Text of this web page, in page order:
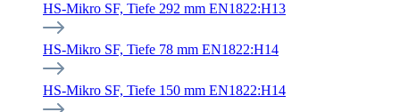
HS-Mikro SF, Tiefe 292 mm EN1822:H13
HS-Mikro SF, Tiefe 78 mm EN1822:H14
HS-Mikro SF, Tiefe 150 mm EN1822:H14